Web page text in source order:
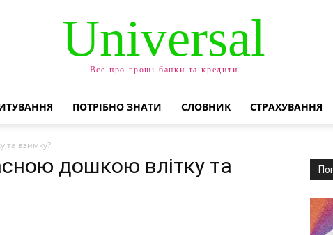
Universal
Все про гроші банки та кредити
ПОТРІБНО ЗНАТИ СЛОВНИК СТРАХУВАННЯ
та взимку?
дошкою влітку та